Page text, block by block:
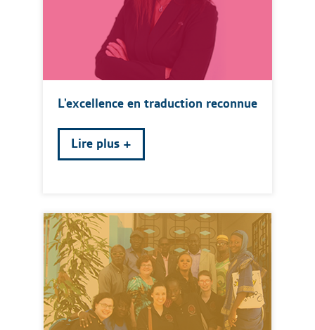
L'excellence en traduction reconnue
Lire plus